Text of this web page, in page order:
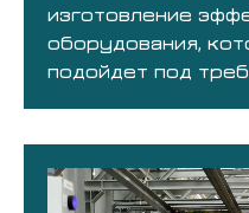
изготовление
оборудования,
подойдет под